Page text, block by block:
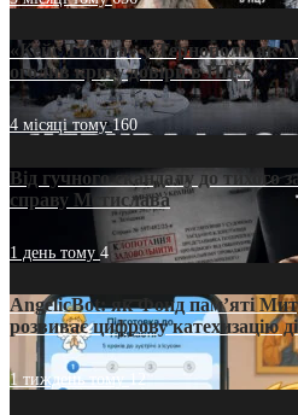
«Кейс Тихона» у Тернополі: як
оголив кризу довіри в ПЦУ
4 місяці тому160
Від гучного скандалу до тихого
справу Мстислава
1 день тому4
AngelicBot: як Фонд пам’яті
розвиває цифрову катехизацію
1 тиждень тому12